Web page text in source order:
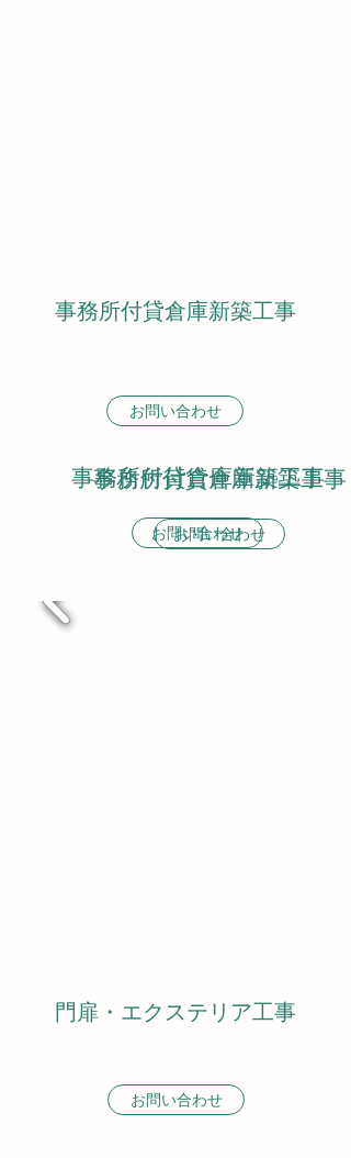
事務所付貸倉庫新築工事
お問い合わせ
事務所付貸倉庫新築工事
お問い合わせ
事務所付貸倉庫新築工事
お問い合わせ
門扉・エクステリア工事
お問い合わせ